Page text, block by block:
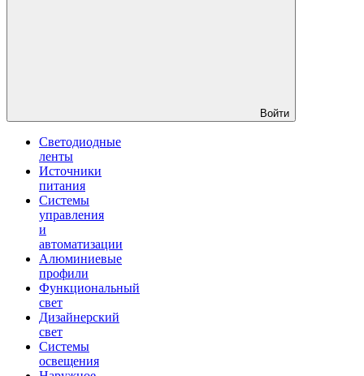
Войти
Светодиодные
ленты
Источники
питания
Системы
управления
и
автоматизации
Алюминиевые
профили
Функциональный
свет
Дизайнерский
свет
Системы
освещения